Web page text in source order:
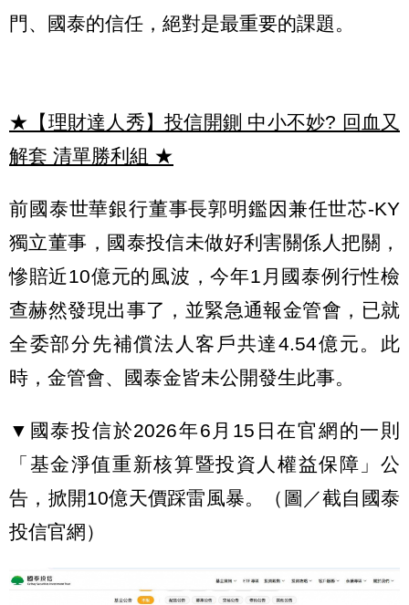
門、國泰的信任，絕對是最重要的課題。
★【理財達人秀】投信開鍘 中小不妙? 回血又
解套 清單勝利組 ★
前國泰世華銀行董事長郭明鑑因兼任世芯-KY
獨立董事，國泰投信未做好利害關係人把關，
慘賠近10億元的風波，今年1月國泰例行性檢
查赫然發現出事了，並緊急通報金管會，已就
全委部分先補償法人客戶共達4.54億元。此
時，金管會、國泰金皆未公開發生此事。
▼國泰投信於2026年6月15日在官網的一則
「基金淨值重新核算暨投資人權益保障」公
告，掀開10億天價踩雷風暴。（圖／截自國泰
投信官網）